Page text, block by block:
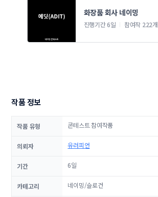
진행기간 6일 참여작 222개
작품 정보
작품 유형 콘테스트 참여작품
의뢰자 유러피언
기간 6일
카테고리 네이밍/슬로건